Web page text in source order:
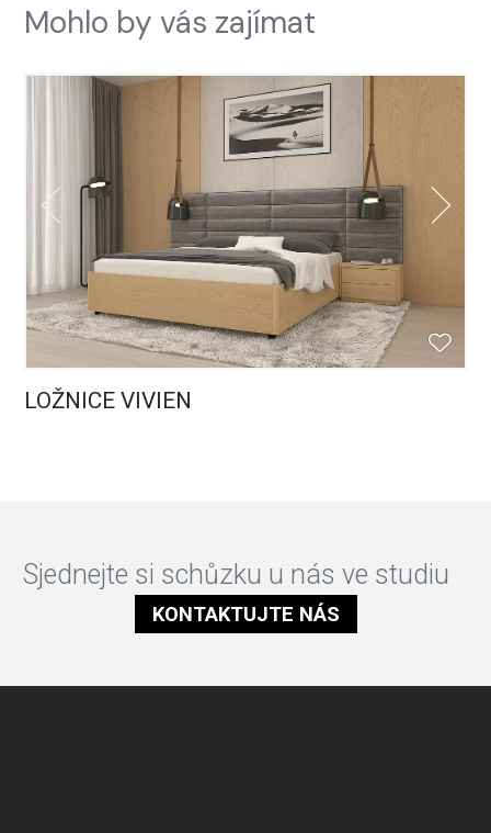
Mohlo by vás zajímat
LOŽNICE VIVIEN
Sjednejte si schůzku u nás ve studiu
KONTAKTUJTE NÁS